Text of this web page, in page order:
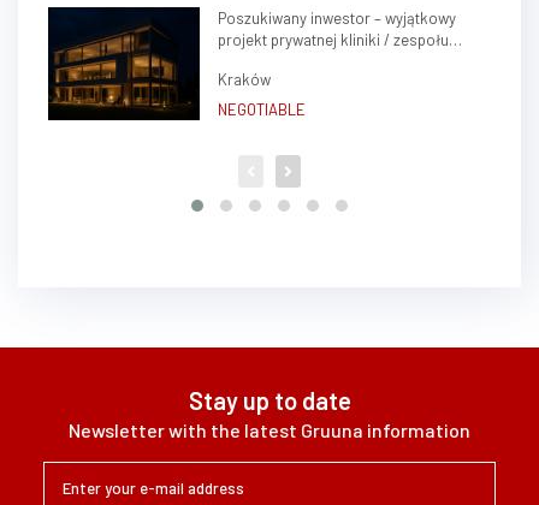
Poszukiwany inwestor – wyjątkowy
projekt prywatnej kliniki / zespołu
(Krowodrza)
Kraków
NEGOTIABLE
Stay up to date
Newsletter with the latest Gruuna information